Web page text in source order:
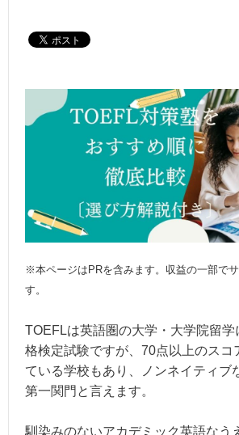
※本ページはPRを含みます。収益の一部で
す。
TOEFLは英語圏の大学・大学院留学
格検定試験ですが、70点以上のスコ
ている学校もあり、ノンネイティブ
第一関門と言えます。
馴染みのないアカデミック英語なう